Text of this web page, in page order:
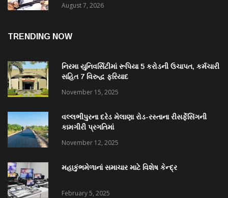
August 7, 2026
TRENDING NOW
નિરમા યુનિવર્સિટીમાં રૂપિયા 5 કરોડની ઉચાપત, કર્મચારી
સહિત 7 વિરુદ્ધ ફરિયાદ
November 15, 2025
વલ્લભીપુરના દરેડ મેલાણા રોડ-રસ્તાના રીસર્ફેસિંગની
કામગીરી પ્રગતિમાં
November 12, 2025
મહાકુંભમેળાનાં સમાચાર માટે વિશેષ કેન્દ્ર
February 5, 2025